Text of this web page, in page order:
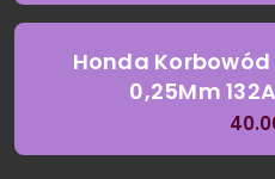
Honda Korbowód
0,25Mm